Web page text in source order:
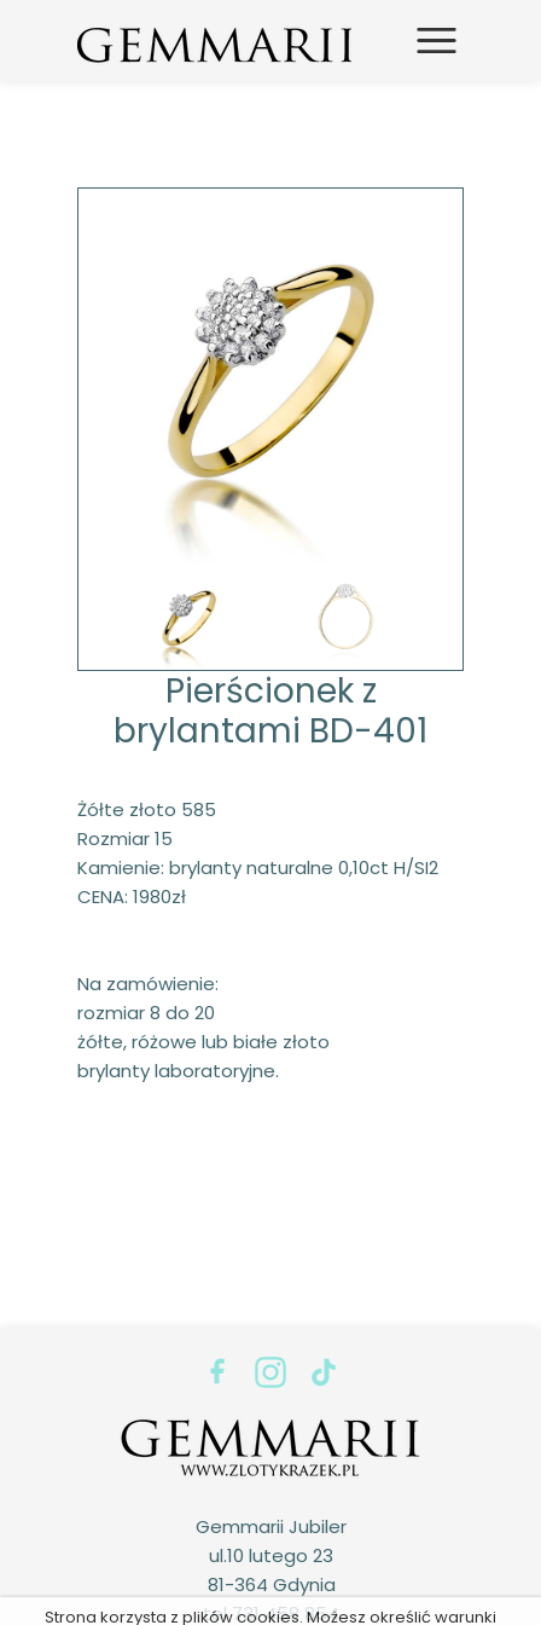
Żółte złoto 585
Rozmiar 15
Kamienie: brylanty naturalne 0,10ct H/SI2
CENA: 1980zł
Na zamówienie:
rozmiar 8 do 20
żółte, różowe lub białe złoto
brylanty laboratoryjne.
Pierścionek z
brylantami BD-401
Gemmarii Jubiler
ul.10 lutego 23
81-364 Gdynia
tel 731 458 854
Strona korzysta z plików cookies. Możesz określić warunki